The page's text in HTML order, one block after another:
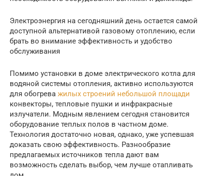
Электроэнергия на сегодняшний день остается самой
доступной альтернативой газовому отоплению, если
брать во внимание эффективность и удобство
обслуживания
Помимо установки в доме электрического котла для
водяной системы отопления, активно используются
для обогрева жилых строений небольшой площади
конвекторы, тепловые пушки и инфракрасные
излучатели. Модным явлением сегодня становится
оборудование теплых полов в частном доме.
Технология достаточно новая, однако, уже успевшая
доказать свою эффективность. Разнообразие
предлагаемых источников тепла дают вам
возможность сделать выбор, чем лучше отапливать